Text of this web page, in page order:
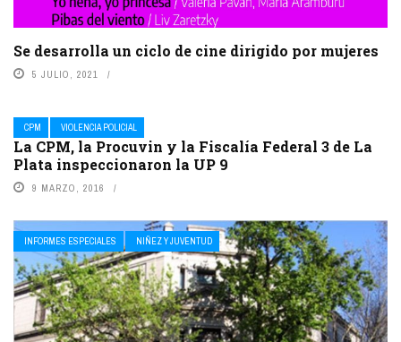
Se desarrolla un ciclo de cine dirigido por mujeres
5 JULIO, 2021
CPM VIOLENCIA POLICIAL
La CPM, la Procuvin y la Fiscalía Federal 3 de La
Plata inspeccionaron la UP 9
9 MARZO, 2016
INFORMES ESPECIALES NIÑEZ Y JUVENTUD